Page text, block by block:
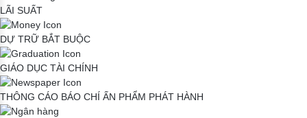
LÃI SUẤT
DỰ TRỮ BẮT BUỘC
GIÁO DỤC TÀI CHÍNH
THÔNG CÁO BÁO CHÍ ẤN PHẨM PHÁT HÀNH